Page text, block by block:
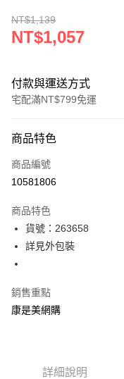
NT$1,139
NT$1,057
付款與運送方式
宅配滿NT$799免運
icash Pay
信用卡一次付款
LINE Pay
Apple Pay
悠遊付
商品特色
商品編號
10581806
商品特色
貨號：263658
詳見外包裝
銷售重點
康是美網購
詳細說明